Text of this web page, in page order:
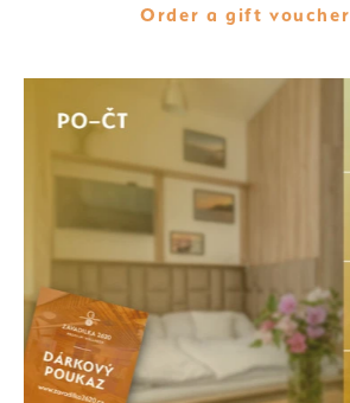
Order a gift voucher